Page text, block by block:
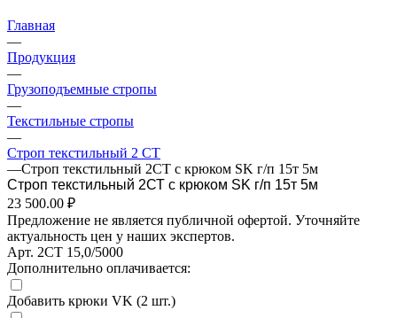
Главная
—
Продукция
—
Грузоподъемные стропы
—
Текстильные стропы
—
Строп текстильный 2 СТ
—Строп текстильный 2СТ с крюком SK г/п 15т 5м
Строп текстильный 2СТ с крюком SK г/п 15т 5м
23 500.00 ₽
Предложение не является публичной офертой. Уточняйте
актуальность цен у наших экспертов.
Арт. 2СТ 15,0/5000
Дополнительно оплачивается:
Добавить крюки VK (2 шт.)